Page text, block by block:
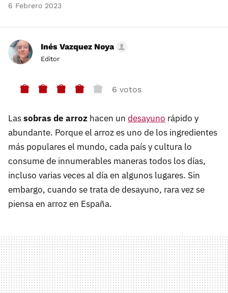
6 Febrero 2023
Inés Vazquez Noya
Editor
6 votos
Lassobras de arroz hacen un desayuno rápido y
abundante. Porque el arroz es uno de los ingredientes
más populares el mundo, cada país y cultura lo
consume de innumerables maneras todos los días,
incluso varias veces al día en algunos lugares. Sin
embargo, cuando se trata de desayuno, rara vez se
piensa en arroz en España.